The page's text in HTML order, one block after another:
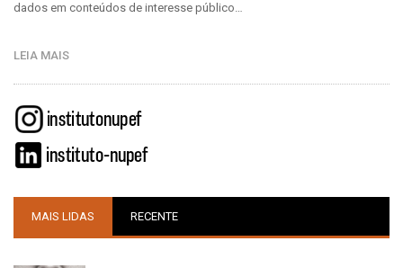
dados em conteúdos de interesse público…
LEIA MAIS
MAIS LIDAS RECENTE